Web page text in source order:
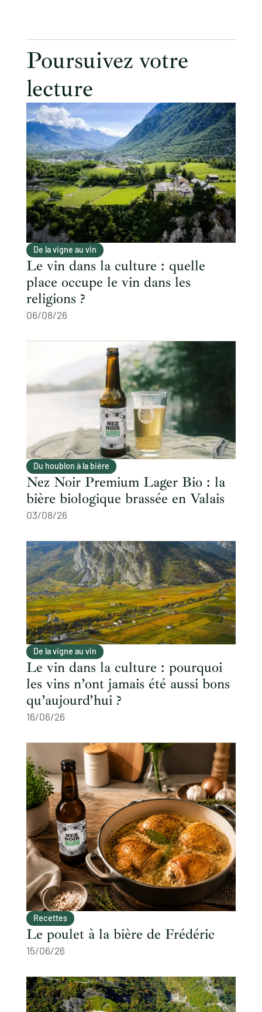
Poursuivez votre
lecture
De la vigne au vin
Le vin dans la culture : quelle
place occupe le vin dans les
religions ?
06/08/26
Du houblon à la bière
Nez Noir Premium Lager Bio : la
bière biologique brassée en Valais
03/08/26
De la vigne au vin
Le vin dans la culture : pourquoi
les vins n’ont jamais été aussi bons
qu’aujourd’hui ?
16/06/26
Recettes
Le poulet à la bière de Frédéric
15/06/26